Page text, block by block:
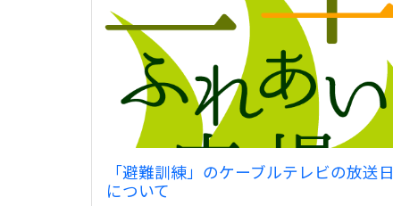
「避難訓練」のケーブルテレビの放送日
について